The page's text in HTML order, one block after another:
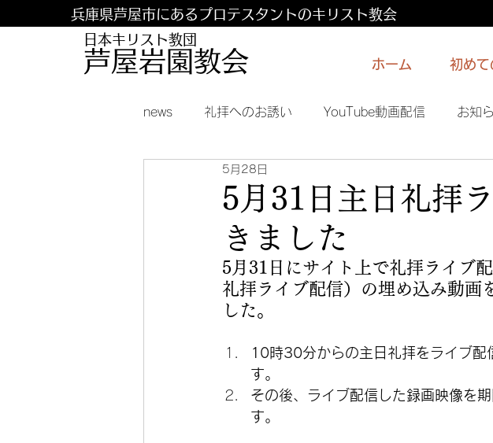
兵庫県芦屋市にあるプロテスタントのキリスト教会
日本キリスト教団
​​芦屋岩園教会 ホーム 初めて
news 礼拝へのお誘い YouTube動画配信 お知
5月31日主日礼拝
きました
5月28日
5月31日にサイト上で礼拝ライブ
礼拝ライブ配信）の埋め込み動画
した。
10時30分からの主日礼拝をライブ配
す。
その後、ライブ配信した録画映像を
す。